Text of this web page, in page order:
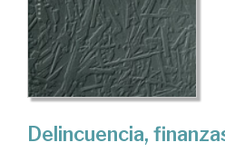
Delincuencia,